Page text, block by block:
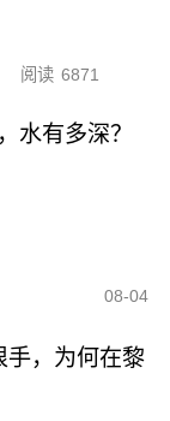
阅读 6871
水有多深？
08-04
手，为何在黎